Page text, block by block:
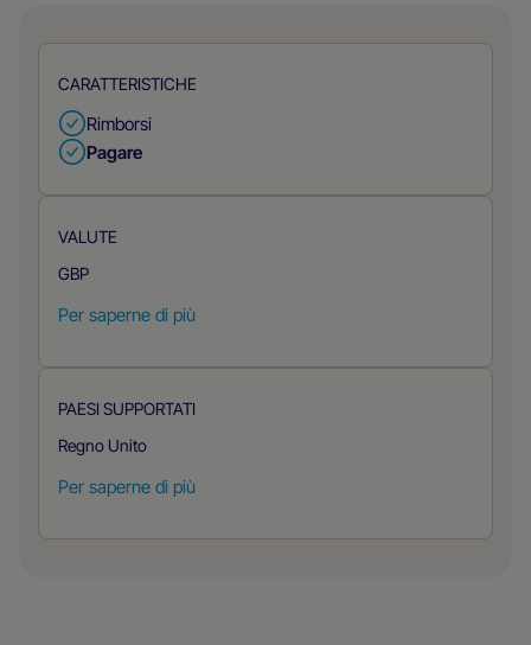
CARATTERISTICHE
Rimborsi
Pagare
VALUTE
GBP
Per saperne di più
PAESI SUPPORTATI
Regno Unito
Per saperne di più